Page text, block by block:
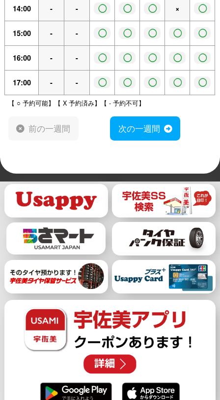
14:00 - - ◯ ◯ ◯ × ◯
15:00 - - ◯ ◯ ◯ ◯ ◯
16:00 - - ◯ ◯ ◯ ◯ ◯
17:00 - - ◯ ◯ ◯ ◯ ◯
【 ○ 予約可能】【 X 予約済み】【 - 予約不可】
前の一週間 次の一週間